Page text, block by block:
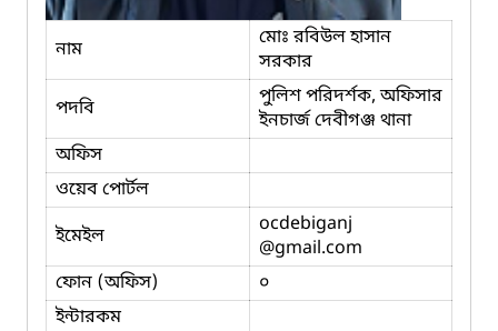
নাম
মোঃ রবিউল হাসান
সরকার
পদবি
পুলিশ পরিদর্শক, অফিসার
ইনচার্জ দেবীগঞ্জ থানা
অফিস
ওয়েব পোর্টল
ইমেইল
ocdebiganj
@gmail.com
ফোন (অফিস)
০
ইন্টারকম